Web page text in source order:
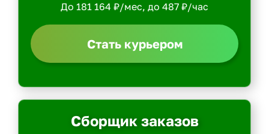
До 181 164 ₽/мес, до 487 ₽/час
Стать курьером
Сборщик заказов